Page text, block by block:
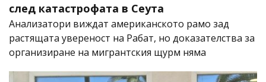
след катастрофата в Сеута
Анализатори виждат американското рамо зад
растящата увереност на Рабат, но доказателства за
организиране на мигрантския щурм няма